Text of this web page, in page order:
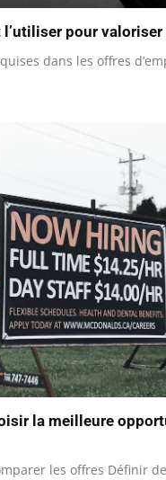
pour
dans les offres
la meilleure
les offres Définir